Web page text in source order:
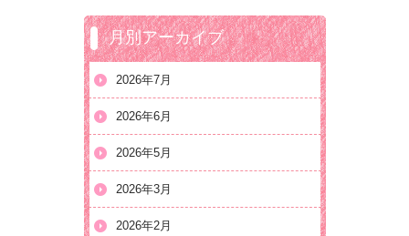
月別アーカイブ
2026年7月
2026年6月
2026年5月
2026年3月
2026年2月